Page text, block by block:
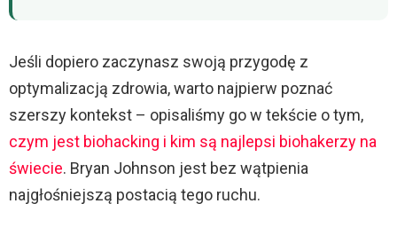
Jeśli dopiero zaczynasz swoją przygodę z
optymalizacją zdrowia, warto najpierw poznać
szerszy kontekst – opisaliśmy go w tekście o tym,
czym jest biohacking i kim są najlepsi biohakerzy na
świecie. Bryan Johnson jest bez wątpienia
najgłośniejszą postacią tego ruchu.